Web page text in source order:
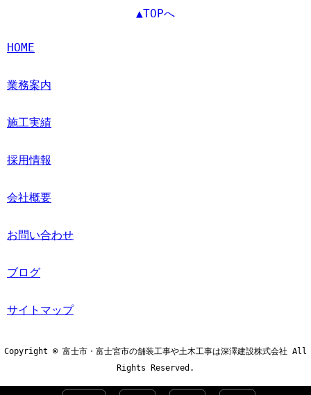
▲TOPへ
HOME
業務案内
施工実績
採用情報
会社概要
お問い合わせ
ブログ
サイトマップ
Copyright © 富士市・富士宮市の舗装工事や土木工事は深澤建設株式会社 All
Rights Reserved.